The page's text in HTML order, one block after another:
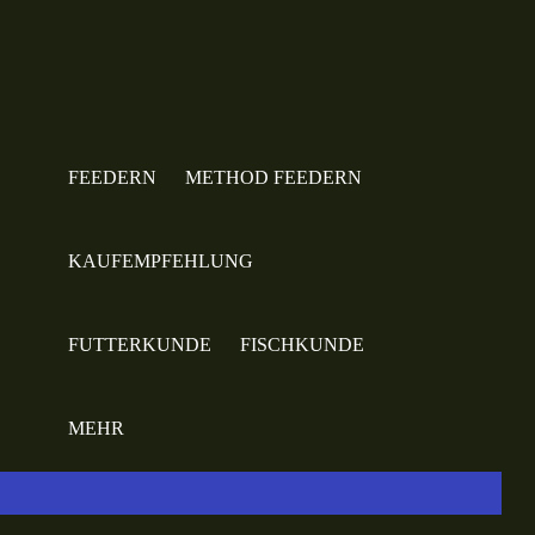
FEEDERN METHOD FEEDERN
KAUFEMPFEHLUNG
FUTTERKUNDE FISCHKUNDE
MEHR